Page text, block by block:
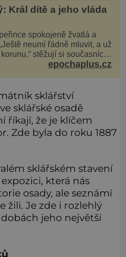
Král dítě a jeho vláda
spokojeně žvatlá a
neumí řádně mluvit, a už
stěžují si současníci,
droboučký princ se dnes
epochaplus.cz
sklářství
sklářské osadě
říkají, že je klíčem
Zde byla do roku 1887
sklářském stavení
která nás
osady, ale seznámí
žili. Je zde i rozlehlý
jeho největší